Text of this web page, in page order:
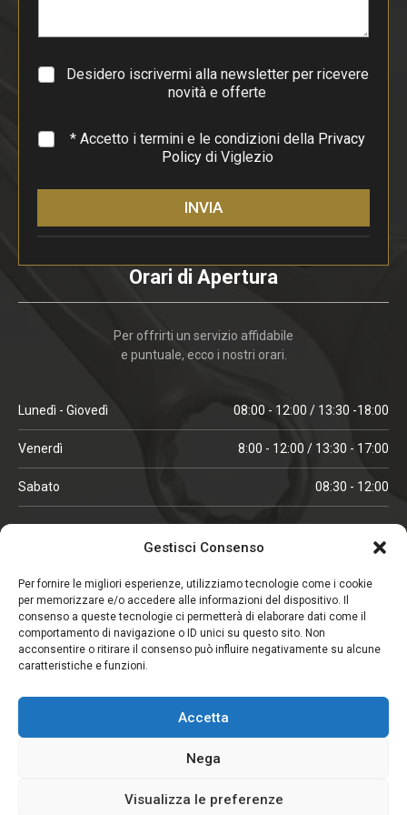
Gestisci Consenso
Per fornire le migliori esperienze, utilizziamo tecnologie come i cookie
per memorizzare e/o accedere alle informazioni del dispositivo. Il
consenso a queste tecnologie ci permetterà di elaborare dati come il
comportamento di navigazione o ID unici su questo sito. Non
acconsentire o ritirare il consenso può influire negativamente su alcune
caratteristiche e funzioni.
Accetta
Nega
Visualizza le preferenze
g
a
f
Desidero iscrivermi alla newsletter per ricevere
novità e offerte
* * Accetto i termini e le condizioni della Privacy
Policydi Viglezio
INVIA
Orari di Apertura
Per offrirti un servizio affidabile
e puntuale, ecco i nostri orari.
Lunedì - Giovedì 08:00 - 12:00 / 13:30 -18:00
Venerdì 8:00 - 12:00 / 13:30 - 17:00
Sabato 08:30 - 12:00
ORARI IN ALTA STAGIONE
Lunedì - Venerdì 08:00 - 12:00 / 13:30 -18:00
Sabato 08:00 - 12:00
CHIUSO IL SABATO
(gennaio, febbraio, agosto, settembre)
Copyright © 2026. Viglezio - Tutti i diritti riservati.